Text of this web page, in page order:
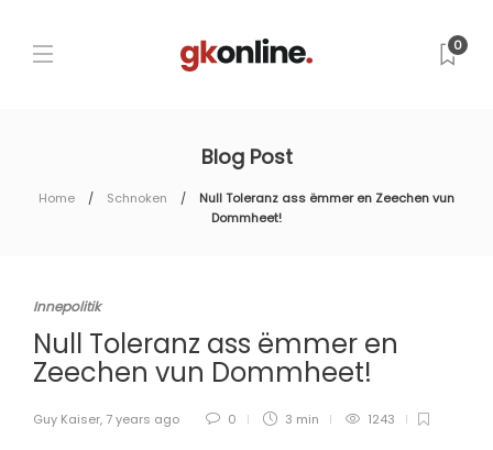
0
Blog Post
Home Schnoken
Null Toleranz ass ëmmer en Zeechen vun
Dommheet!
Innepolitik
Null Toleranz ass ëmmer en
Zeechen vun Dommheet!
Guy Kaiser, 7 years ago 0 3 min 1243